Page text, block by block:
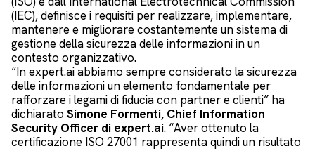
(IEC), definisce i requisiti per realizzare, implementare,
mantenere e migliorare costantemente un sistema di
gestione della sicurezza delle informazioni in un
contesto organizzativo.
“In expert.ai abbiamo sempre considerato la sicurezza
delle informazioni un elemento fondamentale per
rafforzare i legami di fiducia con partner e clienti” ha
dichiarato Simone Formenti, Chief Information
Security Officer di expert.ai. “Aver ottenuto la
certificazione ISO 27001 rappresenta quindi un risultato